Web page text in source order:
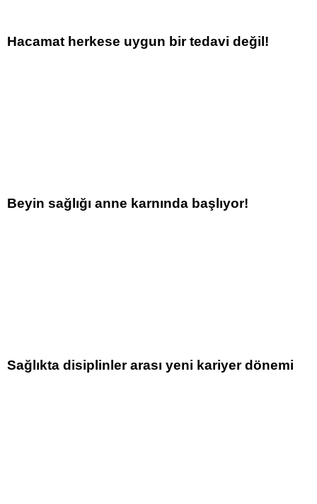
Hacamat herkese uygun bir tedavi değil!
Beyin sağlığı anne karnında başlıyor!
Sağlıkta disiplinler arası yeni kariyer dönemi